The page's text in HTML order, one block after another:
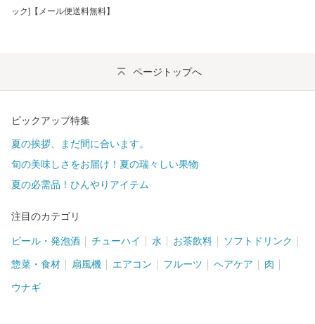
ック]【メール便送料無料】
ページトップへ
ピックアップ特集
夏の挨拶、まだ間に合います。
旬の美味しさをお届け！夏の瑞々しい果物
夏の必需品！ひんやりアイテム
注目のカテゴリ
ビール・発泡酒 チューハイ 水 お茶飲料 ソフトドリンク
惣菜・食材 扇風機 エアコン フルーツ ヘアケア 肉
ウナギ